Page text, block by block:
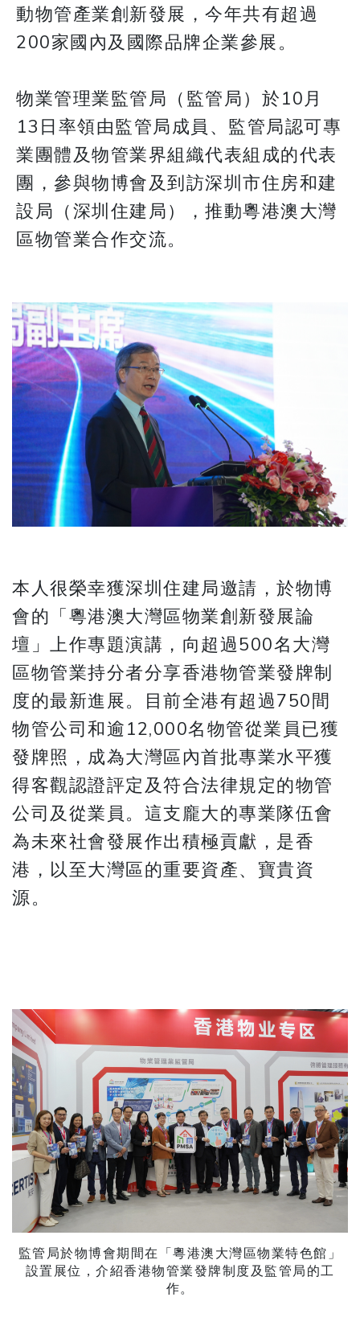
動物管產業創新發展，今年共有超過
200家國內及國際品牌企業參展。
物業管理業監管局（監管局）於10月
13日率領由監管局成員、監管局認可專
業團體及物管業界組織代表組成的代表
團，參與物博會及到訪深圳市住房和建
設局（深圳住建局），推動粵港澳大灣
區物管業合作交流。
本人很榮幸獲深圳住建局邀請，於物博
會的「粵港澳大灣區物業創新發展論
壇」上作專題演講，向超過500名大灣
區物管業持分者分享香港物管業發牌制
度的最新進展。目前全港有超過750間
物管公司和逾12,000名物管從業員已獲
發牌照，成為大灣區內首批專業水平獲
得客觀認證評定及符合法律規定的物管
公司及從業員。這支龐大的專業隊伍會
為未來社會發展作出積極貢獻，是香
港，以至大灣區的重要資產、寶貴資
源。
監管局於物博會期間在「粵港澳大灣區物業特色館」
設置展位，介紹香港物管業發牌制度及監管局的工
作。